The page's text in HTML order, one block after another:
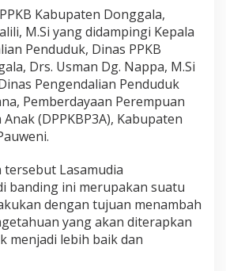
i
t
a
Kabupaten Donggala,
M.Si yang didampingi Kepala
Penduduk, Dinas PPKB
Drs. Usman Dg. Nappa, M.Si
Pengendalian Penduduk
Pemberdayaan Perempuan
(DPPKBP3A), Kabupaten
Lasamudia
banding ini merupakan suatu
dengan tujuan menambah
yang akan diterapkan
menjadi lebih baik dan